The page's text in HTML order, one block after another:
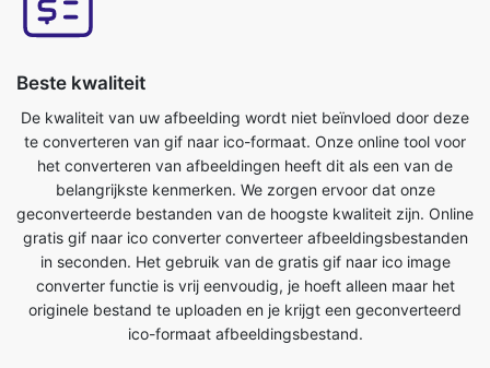
De kwaliteit van uw afbeelding wordt niet beïnvloed door deze
belangrijkste kenmerken. We zorgen ervoor dat onze
geconverteerde bestanden van de hoogste kwaliteit zijn. Online
gratis gif naar ico converter converteer afbeeldingsbestanden
in seconden. Het gebruik van de gratis gif naar ico image
converter functie is vrij eenvoudig, je hoeft alleen maar het
originele bestand te uploaden en je krijgt een geconverteerd
ico-formaat afbeeldingsbestand.